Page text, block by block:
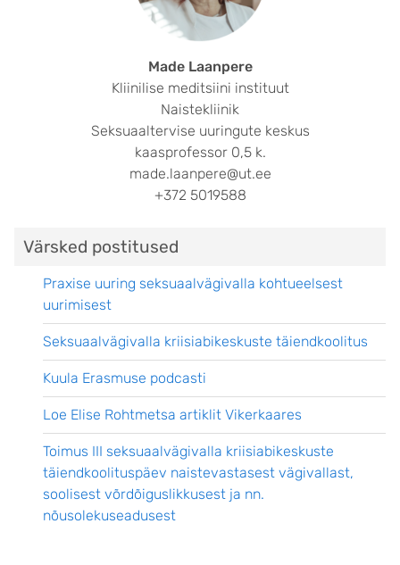
Made Laanpere
Kliinilise meditsiini instituut
Naistekliinik
Seksuaaltervise uuringute keskus
kaasprofessor 0,5 k.
made.laanpere@ut.ee
+372 5019588
Värsked postitused
Praxise uuring seksuaalvägivalla kohtueelsest
uurimisest
Seksuaalvägivalla kriisiabikeskuste täiendkoolitus
Kuula Erasmuse podcasti
Loe Elise Rohtmetsa artiklit Vikerkaares
Toimus III seksuaalvägivalla kriisiabikeskuste
täiendkoolituspäev naistevastasest vägivallast,
soolisest võrdõiguslikkusest ja nn.
nõusolekuseadusest